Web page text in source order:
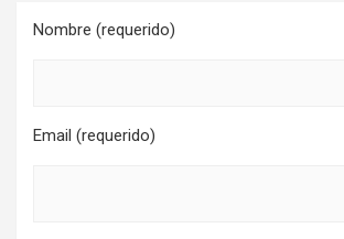
Nombre (requerido)
Email (requerido)